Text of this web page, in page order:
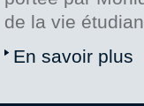
de la vie
En savoir plus